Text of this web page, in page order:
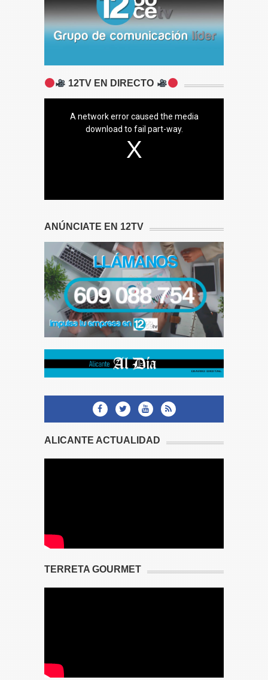
12TV EN DIRECTO
A network error caused the media
download to fail part-way.
ANÚNCIATE EN 12TV
ALICANTE ACTUALIDAD
TERRETA GOURMET